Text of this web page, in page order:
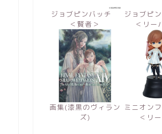
ジョブピンバッチ
＜賢者＞
ジョブピ
＜リー
画集(漆黒のヴィラン
ズ)
ミニオン
＜リ